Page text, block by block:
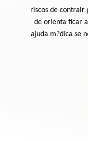
riscos de contrair
de orienta ficar
ajuda m?dica se